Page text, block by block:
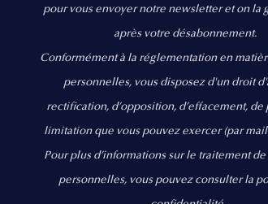
pour vous envoyer notre newsletter et on la
après votre désabonnement.
Conformément à la réglementation en
personnelles, vous disposez d'un droit
rectification, d’opposition, d’effacement,
limitation que vous pouvez exercer(par
Pour plus d’informations sur le traitement
personnelles, vous pouvez consulter la